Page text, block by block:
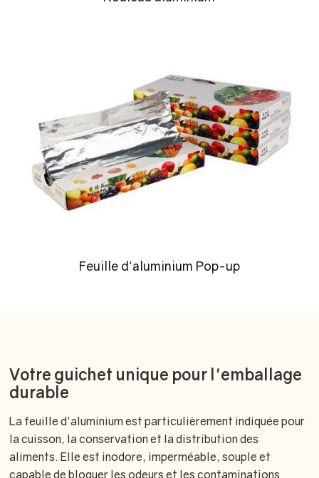
Feuille d'aluminium Pop-up
Votre guichet unique pour l'emballage
durable
La feuille d'aluminium est particulièrement indiquée pour
la cuisson, la conservation et la distribution des
aliments. Elle est inodore, imperméable, souple et
capable de bloquer les odeurs et les contaminations